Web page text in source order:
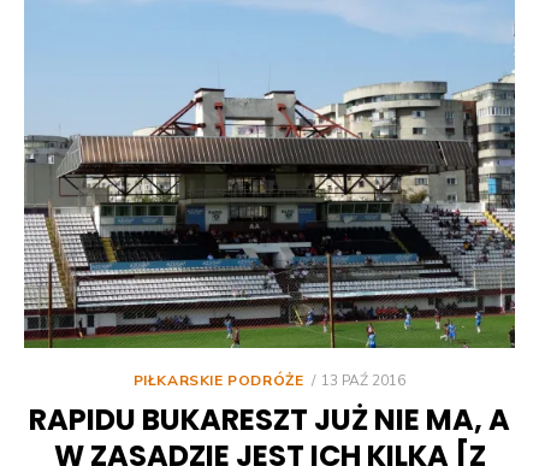
PIŁKARSKIE PODRÓŻE
POSTED
13 PAŹ 2016
RAPIDU BUKARESZT JUŻ NIE MA, A
W ZASADZIE JEST ICH KILKA [Z